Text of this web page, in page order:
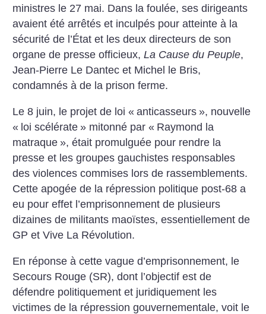
ministres le 27 mai. Dans la foulée, ses dirigeants
avaient été arrêtés et inculpés pour atteinte à la
sécurité de l’État et les deux directeurs de son
organe de presse officieux,La Cause du Peuple,
Jean-Pierre Le Dantec et Michel le Bris,
condamnés à de la prison ferme.
Le 8 juin, le projet de loi « anticasseurs », nouvelle
« loi scélérate » mitonné par « Raymond la
matraque », était promulguée pour rendre la
presse et les groupes gauchistes responsables
des violences commises lors de rassemblements.
Cette apogée de la répression politique post-68 a
eu pour effet l’emprisonnement de plusieurs
dizaines de militants maoïstes, essentiellement de
GP et Vive La Révolution.
En réponse à cette vague d’emprisonnement, le
Secours Rouge (SR), dont l’objectif est de
défendre politiquement et juridiquement les
victimes de la répression gouvernementale, voit le